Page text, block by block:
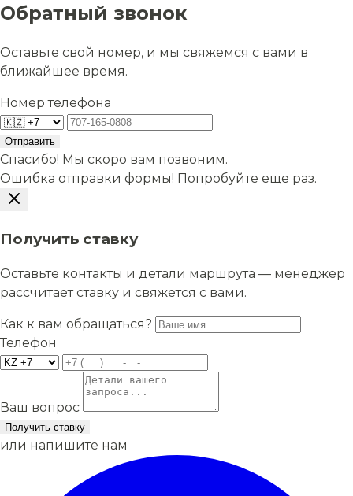
Обратный звонок
Оставьте свой номер, и мы свяжемся с вами в
ближайшее время.
Номер телефона
Отправить
Спасибо! Мы скоро вам позвоним.
Ошибка отправки формы! Попробуйте еще раз.
Получить ставку
Оставьте контакты и детали маршрута — менеджер
рассчитает ставку и свяжется с вами.
Как к вам обращаться?
Телефон
Ваш вопрос
Получить ставку
или напишите нам